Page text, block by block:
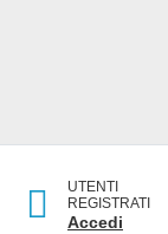
UTENTI
REGISTRATI
Accedi